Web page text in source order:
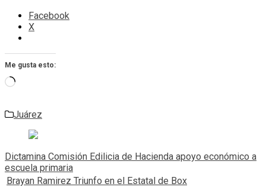
Facebook
X
Me gusta esto:
Cargando...
Juárez
Navegación
de
entradas
Dictamina Comisión Edilicia de Hacienda apoyo económico a
escuela primaria
Brayan Ramirez Triunfo en el Estatal de Box